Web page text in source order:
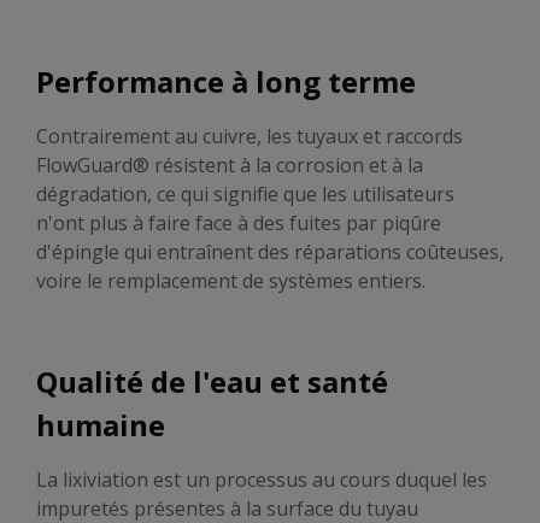
Performance à long terme
Contrairement au cuivre, les tuyaux et raccords
FlowGuard® résistent à la corrosion et à la
dégradation, ce qui signifie que les utilisateurs
n'ont plus à faire face à des fuites par piqûre
d'épingle qui entraînent des réparations coûteuses,
voire le remplacement de systèmes entiers.
Qualité de l'eau et santé
humaine
La lixiviation est un processus au cours duquel les
impuretés présentes à la surface du tuyau